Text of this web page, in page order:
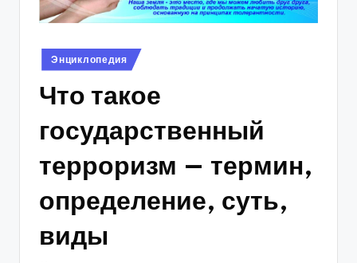
Опубликовано
в
Энциклопедия
Что такое
государственный
терроризм — термин,
определение, суть,
виды